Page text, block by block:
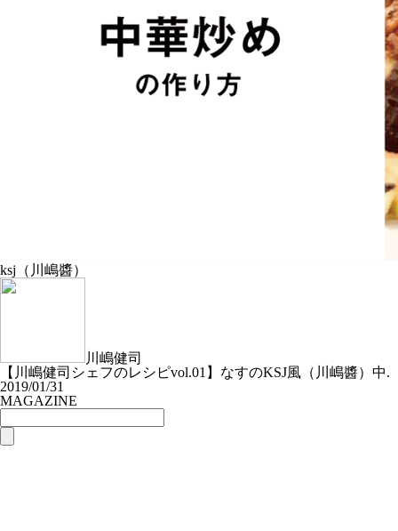
ksj（川嶋醬）
川嶋健司
【川嶋健司シェフのレシピvol.01】なすのKSJ風（川嶋醬）中.
2019/01/31
MAGAZINE